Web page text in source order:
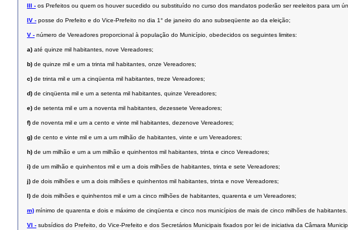
III - os Prefeitos ou quem os houver sucedido ou substituído no curso dos mandatos poderão ser reeleitos para um
IV - posse do Prefeito e do Vice-Prefeito no dia 1° de janeiro do ano subseqüente ao da eleição;
V - número de Vereadores proporcional à população do Município, obedecidos os seguintes limites:
a) até quinze mil habitantes, nove Vereadores;
b) de quinze mil e um a trinta mil habitantes, onze Vereadores;
c) de trinta mil e um a cinqüenta mil habitantes, treze Vereadores;
d) de cinqüenta mil e um a setenta mil habitantes, quinze Vereadores;
e) de setenta mil e um a noventa mil habitantes, dezessete Vereadores;
f) de noventa mil e um a cento e vinte mil habitantes, dezenove Vereadores;
g) de cento e vinte mil e um a um milhão de habitantes, vinte e um Vereadores;
h) de um milhão e um a um milhão e quinhentos mil habitantes, trinta e cinco Vereadores;
i) de um milhão e quinhentos mil e um a dois milhões de habitantes, trinta e sete Vereadores;
j) de dois milhões e um a dois milhões e quinhentos mil habitantes, trinta e nove Vereadores;
l) de dois milhões e quinhentos mil e um a cinco milhões de habitantes, quarenta e um Vereadores;
m) mínimo de quarenta e dois e máximo de cinqüenta e cinco nos municípios de mais de cinco milhões de habitantes.
VI - subsídios do Prefeito, do Vice-Prefeito e dos Secretários Municipais ﬁxados por lei de iniciativa da Câmara